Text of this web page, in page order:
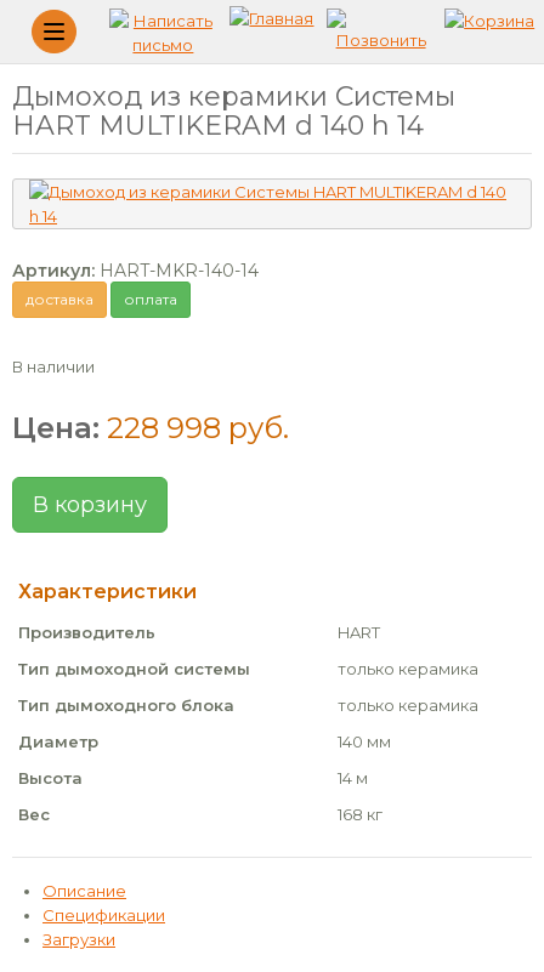
Меню
Дымоход из керамики Системы
HART MULTIKERAM d 140 h 14
Артикул: HART-MKR-140-14
доставка оплата
В наличии
Цена: 228 998 руб.
В корзину
Характеристики
Производитель
HART
Тип дымоходной системы
только керамика
Тип дымоходного блока
только керамика
Диаметр
140 мм
Высота
14 м
Вес
168 кг
Описание
Спецификации
Загрузки